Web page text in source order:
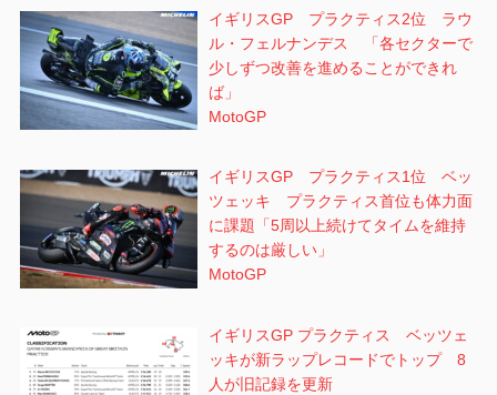
イギリスGP プラクティス2位 ラウ
ル・フェルナンデス 「各セクターで
少しずつ改善を進めることができれ
ば」
MotoGP
イギリスGP プラクティス1位 ベッ
ツェッキ プラクティス首位も体力面
に課題「5周以上続けてタイムを維持
するのは厳しい」
MotoGP
イギリスGP プラクティス ベッツェ
ッキが新ラップレコードでトップ 8
人が旧記録を更新